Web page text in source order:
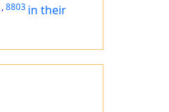
,8803 in their